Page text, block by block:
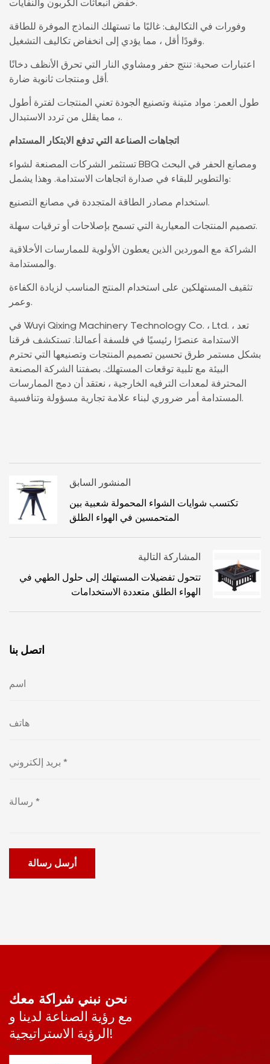
خفض انبعاثات الكربون والنفايات.
وفورات في التكاليف: غالبًا ما تستهلك النماذج الموفرة للطاقة
وقودًا أقل ، مما يؤدي إلى انخفاض تكاليف التشغيل.
اعتبارات صحية: تنتج حفر ومشاوي النار التي تحرق الأنظف دخانًا
أقل ومنتجات ثانوية ضارة.
طول العمر: مواد متينة وتصنيع الجودة تعني المنتجات لفترة أطول
، مما يقلل من تردد الاستبدال.
اتجاهات الصناعة التي تدفع الابتكار المستدام
تستثمر الشركات المصنعة لشواء BBQ ومصانع الحفر في البحث
والتطوير للبقاء في صدارة اتجاهات الاستدامة. وهذا يشمل:
استخدام مصادر الطاقة المتجددة في مصانع التصنيع.
تصميم المنتجات المعيارية التي تسمح بإصلاحات أو ترقيات سهلة.
الشراكة مع الموردين الذين يعطون الأولوية للممارسات الأخلاقية
والمستدامة.
تثقيف المستهلكين على استخدام المنتج المناسب لزيادة الكفاءة
وعمر.
في Wuyi Qixing Machinery Technology Co. ، Ltd. ، تعد
الاستدامة عنصرًا رئيسيًا في فلسفة أعمالنا. تستكشف فرقنا
بشكل مستمر طرق تحسين تصميم المنتجات وتصنيعها التي تحترم
البيئة مع تلبية توقعات المستهلك. بصفتنا الشركة المصنعة
المحترفة لمعدات الترفيه الخارجية ، نعتقد أن دمج الممارسات
المستدامة أمر ضروري لبناء علامة تجارية مسؤولة وتنافسية.
المنشور السابق
تكتسب شوايات الشواء المحمولة شعبية بين
المتحمسين في الهواء الطلق
المشاركة التالية
تتحول تفضيلات المستهلك إلى حلول الطهي في
الهواء الطلق متعددة الاستخدامات
اتصل بنا
أرسل رسالة
نحن نبني شراكة معك
مع رؤية الصناعة لدينا و
الرؤية الاستراتيجية!